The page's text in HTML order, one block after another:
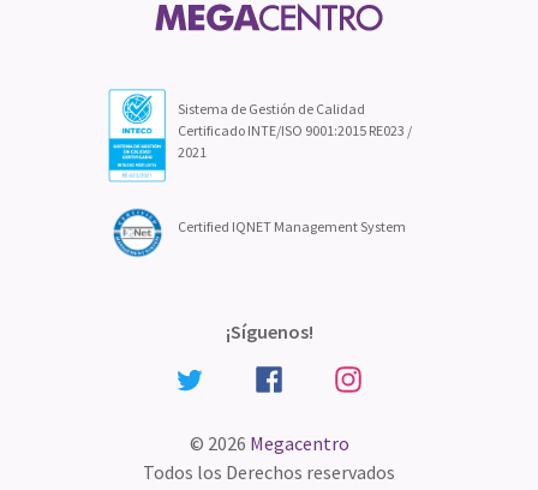
Sistema de Gestión de Calidad
Certificado INTE/ISO 9001:2015 RE023 /
2021
Certified IQNET Management System
¡Síguenos!
© 2026 Megacentro
Todos los Derechos reservados